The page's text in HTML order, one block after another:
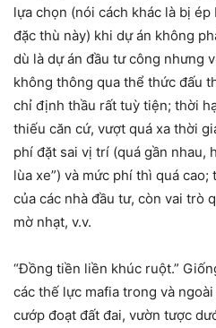
lựa chọn (nói cách khác là bị
đặc thù này) khi dự án không
dù là dự án đầu tư công nhưng
không thông qua thể thức đấu
chỉ định thầu rất tuỳ tiện; thời
thiếu căn cứ, vượt quá xa thời
phí đặt sai vị trí (quá gần nhau,
lùa xe”) và mức phí thì quá
của các nhà đầu tư, còn vai trò
mờ nhạt, v.v.
“Đồng tiền liền khúc ruột.”
các thế lực mafia trong và
cướp đoạt đất đai, vườn tược